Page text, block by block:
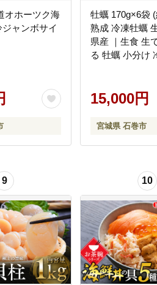
オホーツク海
ャンボサイ
牡蠣 170g×6袋 (約1kg) 氷温
熟成 冷凍牡蠣
県産 ｜生食 生
る 牡蠣 小分け
生かき 生カキ
かき 冷凍カキ
きむき身 カキ
か水産
15,000円
宮城県 石巻市
9 10